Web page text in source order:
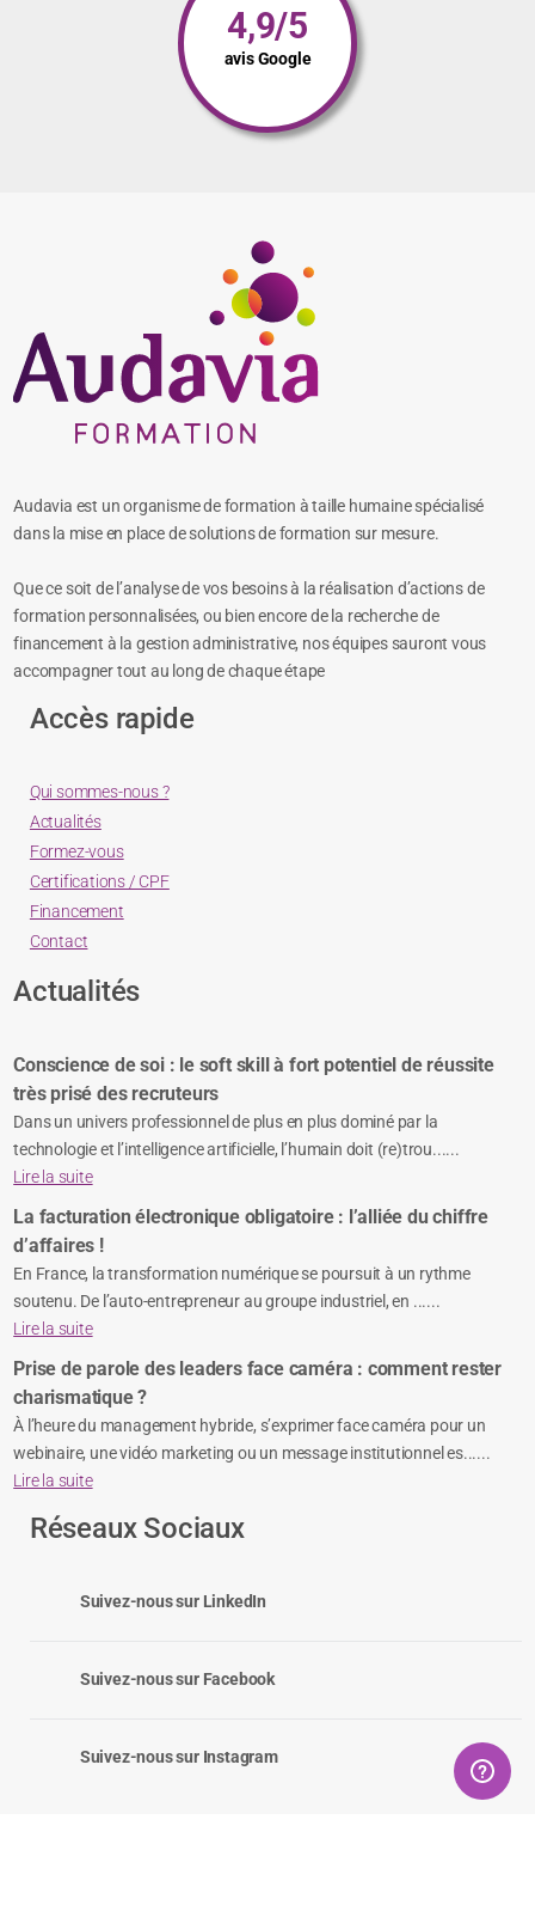
4,9/5
avis Google
Audavia est un organisme de formation à taille humaine spécialisé
dans la mise en place de solutions de formation sur mesure.
Que ce soit de l’analyse de vos besoins à la réalisation d’actions de
formation personnalisées, ou bien encore de la recherche de
financement à la gestion administrative, nos équipes sauront vous
accompagner tout au long de chaque étape
Accès rapide
Qui sommes-nous ?
Actualités
Formez-vous
Certifications / CPF
Financement
Contact
Actualités
Conscience de soi : le soft skill à fort potentiel de réussite
très prisé des recruteurs
Dans un univers professionnel de plus en plus dominé par la
technologie et l’intelligence artificielle, l’humain doit (re)trou......
Lire la suite
La facturation électronique obligatoire : l’alliée du chiffre
d’affaires !
En France, la transformation numérique se poursuit à un rythme
soutenu. De l’auto-entrepreneur au groupe industriel, en ......
Lire la suite
Prise de parole des leaders face caméra : comment rester
charismatique ?
À l’heure du management hybride, s’exprimer face caméra pour un
webinaire, une vidéo marketing ou un message institutionnel es......
Lire la suite
Réseaux Sociaux
Suivez-nous sur LinkedIn
Suivez-nous sur Facebook
Suivez-nous sur Instagram